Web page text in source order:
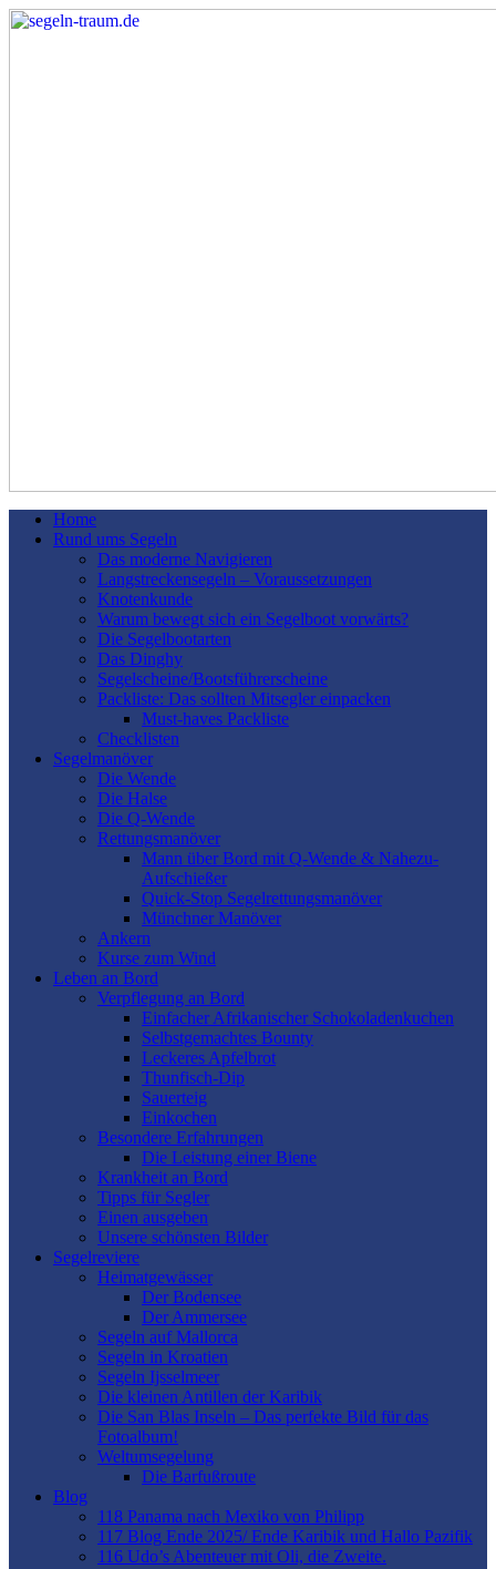
Home
Rund ums Segeln
Das moderne Navigieren
Langstreckensegeln – Voraussetzungen
Knotenkunde
Warum bewegt sich ein Segelboot vorwärts?
Die Segelbootarten
Das Dinghy
Segelscheine/Bootsführerscheine
Packliste: Das sollten Mitsegler einpacken
Must-haves Packliste
Checklisten
Segelmanöver
Die Wende
Die Halse
Die Q-Wende
Rettungsmanöver
Mann über Bord mit Q-Wende & Nahezu-
Aufschießer
Quick-Stop Segelrettungsmanöver
Münchner Manöver
Ankern
Kurse zum Wind
Leben an Bord
Verpflegung an Bord
Einfacher Afrikanischer Schokoladenkuchen
Selbstgemachtes Bounty
Leckeres Apfelbrot
Thunfisch-Dip
Sauerteig
Einkochen
Besondere Erfahrungen
Die Leistung einer Biene
Krankheit an Bord
Tipps für Segler
Einen ausgeben
Unsere schönsten Bilder
Segelreviere
Heimatgewässer
Der Bodensee
Der Ammersee
Segeln auf Mallorca
Segeln in Kroatien
Segeln Ijsselmeer
Die kleinen Antillen der Karibik
Die San Blas Inseln – Das perfekte Bild für das
Fotoalbum!
Weltumsegelung
Die Barfußroute
Blog
118 Panama nach Mexiko von Philipp
117 Blog Ende 2025/ Ende Karibik und Hallo Pazifik
116 Udo’s Abenteuer mit Oli, die Zweite.